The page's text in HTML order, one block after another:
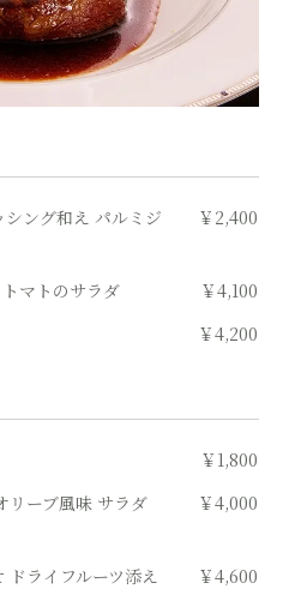
ング和え パルミジ
￥2,400
マトのサラダ
￥4,100
￥4,200
￥1,800
リーブ風味 サラダ
￥4,000
ドライフルーツ添え ￥4,600